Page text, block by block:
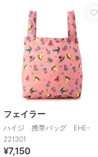
フェイラー
ハイジ 携帯バッグ EHE-
221301
¥7,150